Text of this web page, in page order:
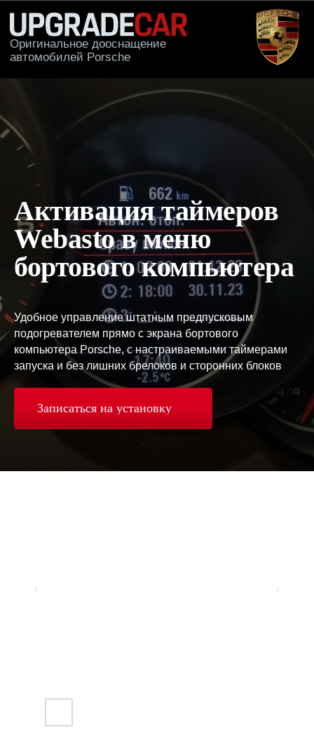
Оригинальное дооснащение
автомобилей Porsche
КАТАЛОГ
Активация таймеров
Webasto в меню
бортового компьютера
Удобное управление штатным предпусковым
подогревателем прямо с экрана бортового
компьютера Porsche, с настраиваемыми таймерами
запуска и без лишних брелоков и сторонних блоков​
Записаться на установку